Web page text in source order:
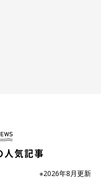
人気記事
※2026年8月更新